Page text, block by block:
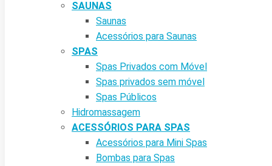
SAUNAS
Saunas
Acessórios para Saunas
SPAS
Spas Privados com Móvel
Spas privados sem móvel
Spas Públicos
Hidromassagem
ACESSÓRIOS PARA SPAS
Acessórios para Mini Spas
Bombas para Spas